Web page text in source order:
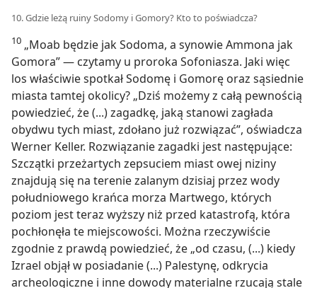
10. Gdzie leżą ruiny Sodomy i Gomory? Kto to poświadcza?
10 „Moab będzie jak Sodoma, a synowie Ammona jak
Gomora” — czytamy u proroka Sofoniasza. Jaki więc
los właściwie spotkał Sodomę i Gomorę oraz sąsiednie
miasta tamtej okolicy? „Dziś możemy z całą pewnością
powiedzieć, że (...) zagadkę, jaką stanowi zagłada
obydwu tych miast, zdołano już rozwiązać”, oświadcza
Werner Keller. Rozwiązanie zagadki jest następujące:
Szczątki przeżartych zepsuciem miast owej niziny
znajdują się na terenie zalanym dzisiaj przez wody
południowego krańca morza Martwego, których
poziom jest teraz wyższy niż przed katastrofą, która
pochłonęła te miejscowości. Można rzeczywiście
zgodnie z prawdą powiedzieć, że „od czasu, (...) kiedy
Izrael objął w posiadanie (...) Palestynę, odkrycia
archeologiczne i inne dowody materialne rzucają stale